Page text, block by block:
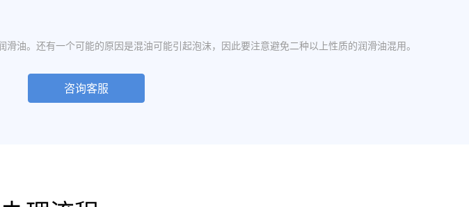
油。还有一个可能的原因是混油可能引起泡沫，因此要注意避免二种以上性质的润滑油混用。
雨水进入已开封的油桶中。具体操作中，设备应检查油封是否损坏，换油时检查箱体内是否有
咨询客服